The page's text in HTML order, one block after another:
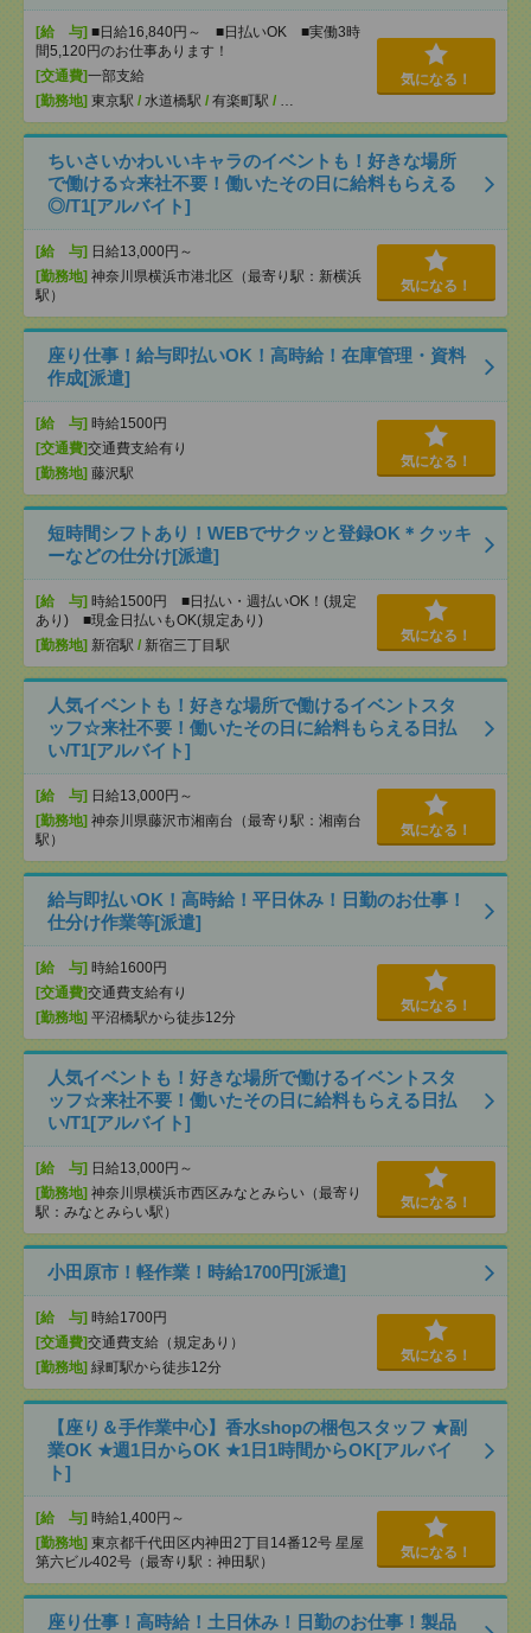
[給 与] ■日給16,840円～ ■日払いOK ■実働3時
間5,120円のお仕事あります！
[交通費]一部支給
[勤務地] 東京駅 / 水道橋駅 / 有楽町駅 / …
気になる！
ちいさいかわいいキャラのイベントも！好きな場所
で働ける☆来社不要！働いたその日に給料もらえる
◎/T1[アルバイト]
[給 与] 日給13,000円～
[勤務地] 神奈川県横浜市港北区（最寄り駅：新横浜
駅）
気になる！
座り仕事！給与即払いOK！高時給！在庫管理・資料
作成[派遣]
[給 与] 時給1500円
[交通費]交通費支給有り
[勤務地] 藤沢駅
気になる！
短時間シフトあり！WEBでサクッと登録OK＊クッキ
ーなどの仕分け[派遣]
[給 与] 時給1500円 ■日払い・週払いOK！(規定
あり) ■現金日払いもOK(規定あり)
[勤務地] 新宿駅 / 新宿三丁目駅
気になる！
人気イベントも！好きな場所で働けるイベントスタ
ッフ☆来社不要！働いたその日に給料もらえる日払
い/T1[アルバイト]
[給 与] 日給13,000円～
[勤務地] 神奈川県藤沢市湘南台（最寄り駅：湘南台
駅）
気になる！
給与即払いOK！高時給！平日休み！日勤のお仕事！
仕分け作業等[派遣]
[給 与] 時給1600円
[交通費]交通費支給有り
[勤務地] 平沼橋駅から徒歩12分
気になる！
人気イベントも！好きな場所で働けるイベントスタ
ッフ☆来社不要！働いたその日に給料もらえる日払
い/T1[アルバイト]
[給 与] 日給13,000円～
[勤務地] 神奈川県横浜市西区みなとみらい（最寄り
駅：みなとみらい駅）
気になる！
小田原市！軽作業！時給1700円[派遣]
[給 与] 時給1700円
[交通費]交通費支給（規定あり）
[勤務地] 緑町駅から徒歩12分
気になる！
【座り＆手作業中心】香水shopの梱包スタッフ ★副
業OK ★週1日からOK ★1日1時間からOK[アルバイ
ト]
[給 与] 時給1,400円～
[勤務地] 東京都千代田区内神田2丁目14番12号 星屋
第六ビル402号（最寄り駅：神田駅）
気になる！
座り仕事！高時給！土日休み！日勤のお仕事！製品